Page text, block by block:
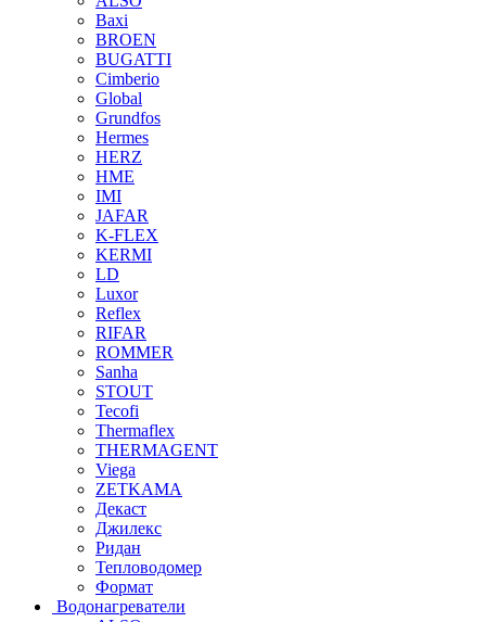
Baxi
BROEN
BUGATTI
Cimberio
Global
Grundfos
Hermes
HERZ
HME
IMI
JAFAR
K-FLEX
KERMI
LD
Luxor
Reflex
RIFAR
ROMMER
Sanha
STOUT
Tecofi
Thermaflex
THERMAGENT
Viega
ZETKAMA
Декаст
Джилекс
Ридан
Тепловодомер
Формат
Водонагреватели